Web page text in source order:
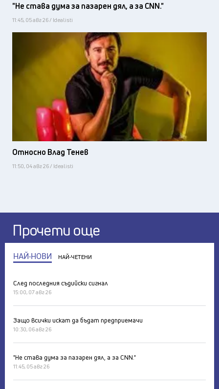
"Не става дума за пазарен дял, а за CNN."
11:45, 05 авг 26 / Idealisti
Относно Влад Тенев
11:50, 04 авг 26 / Idealisti
Прочети още
НАЙ-НОВИ НАЙ-ЧЕТЕНИ
След последния съдийски сигнал
15:00, 07 авг 26
Защо всички искат да бъдат предприемачи
10:30, 06 авг 26
"Не става дума за пазарен дял, а за CNN."
11:45, 05 авг 26